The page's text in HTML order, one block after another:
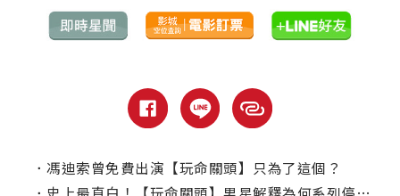
． 馮迪索曾免費出演【玩命關頭】只為了這個？